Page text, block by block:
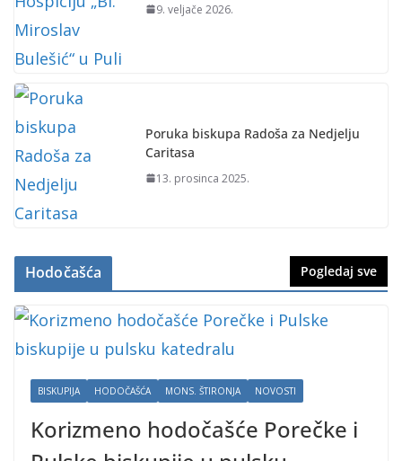
9. veljače 2026.
Poruka biskupa Radoša za Nedjelju
Caritasa
13. prosinca 2025.
Hodočašća Pogledaj sve
BISKUPIJA HODOČAŠĆA MONS. ŠTIRONJA NOVOSTI
Korizmeno hodočašće Porečke i